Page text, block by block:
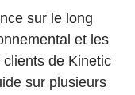
sur le long
et les
de Kinetic
sur plusieurs